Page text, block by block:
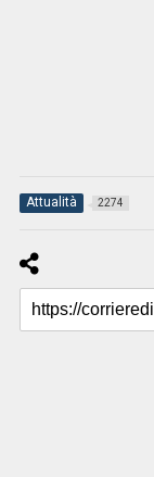
Attualità 2274